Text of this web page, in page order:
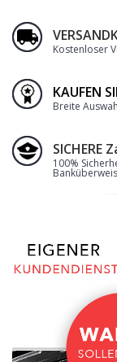
Kostenloser
KAUFEN
Breite
SICHERE
100%